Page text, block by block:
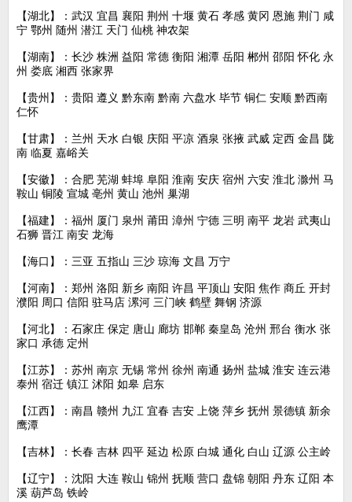
【湖北】：武汉 宜昌 襄阳 荆州 十堰 黄石 孝感 黄冈 恩施 荆门 咸
宁 鄂州 随州 潜江 天门 仙桃 神农架
【湖南】：长沙 株洲 益阳 常德 衡阳 湘潭 岳阳 郴州 邵阳 怀化 永
州 娄底 湘西 张家界
【贵州】：贵阳 遵义 黔东南 黔南 六盘水 毕节 铜仁 安顺 黔西南
仁怀
【甘肃】：兰州 天水 白银 庆阳 平凉 酒泉 张掖 武威 定西 金昌 陇
南 临夏 嘉峪关
【安徽】：合肥 芜湖 蚌埠 阜阳 淮南 安庆 宿州 六安 淮北 滁州 马
鞍山 铜陵 宣城 亳州 黄山 池州 巢湖
【福建】：福州 厦门 泉州 莆田 漳州 宁德 三明 南平 龙岩 武夷山
石狮 晋江 南安 龙海
【海口】：三亚 五指山 三沙 琼海 文昌 万宁
【河南】：郑州 洛阳 新乡 南阳 许昌 平顶山 安阳 焦作 商丘 开封
濮阳 周口 信阳 驻马店 漯河 三门峡 鹤壁 舞钢 济源
【河北】：石家庄 保定 唐山 廊坊 邯郸 秦皇岛 沧州 邢台 衡水 张
家口 承德 定州
【江苏】：苏州 南京 无锡 常州 徐州 南通 扬州 盐城 淮安 连云港
泰州 宿迁 镇江 沭阳 如皋 启东
【江西】：南昌 赣州 九江 宜春 吉安 上饶 萍乡 抚州 景德镇 新余
鹰潭
【吉林】：长春 吉林 四平 延边 松原 白城 通化 白山 辽源 公主岭
【辽宁】：沈阳 大连 鞍山 锦州 抚顺 营口 盘锦 朝阳 丹东 辽阳 本
溪 葫芦岛 铁岭